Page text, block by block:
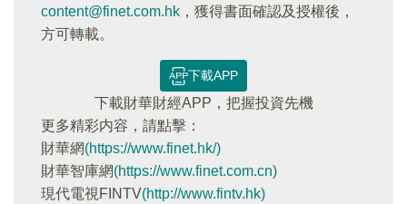
content@finet.com.hk ，獲得書面確認及授權後，
方可轉載。
下載APP
下載財華財經APP，把握投資先機
更多精彩内容，請點擊：
財華網(https://www.finet.hk/)
財華智庫網(https://www.finet.com.cn)
現代電視FINTV(http://www.fintv.hk)